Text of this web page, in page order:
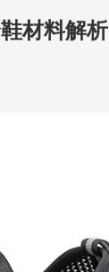
材料解析